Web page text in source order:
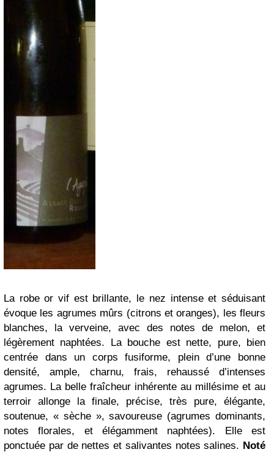
La robe or vif est brillante, le nez intense et séduisant
évoque les agrumes mûrs (citrons et oranges), les fleurs
blanches, la verveine, avec des notes de melon, et
légèrement naphtées. La bouche est nette, pure, bien
centrée dans un corps fusiforme, plein d’une bonne
densité, ample, charnu, frais, rehaussé d’intenses
agrumes. La belle fraîcheur inhérente au millésime et au
terroir allonge la finale, précise, très pure, élégante,
soutenue, « sèche », savoureuse (agrumes dominants,
notes florales, et élégamment naphtées). Elle est
ponctuée par de nettes et salivantes notes salines. Noté